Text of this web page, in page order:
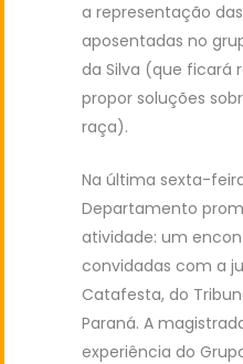
a representação
aposentadas no
da Silva (que ficará
propor soluções
raça).
Na última sexta-
Departamento
atividade: um
convidadas com a
Catafesta, do
Paraná. A
experiência do